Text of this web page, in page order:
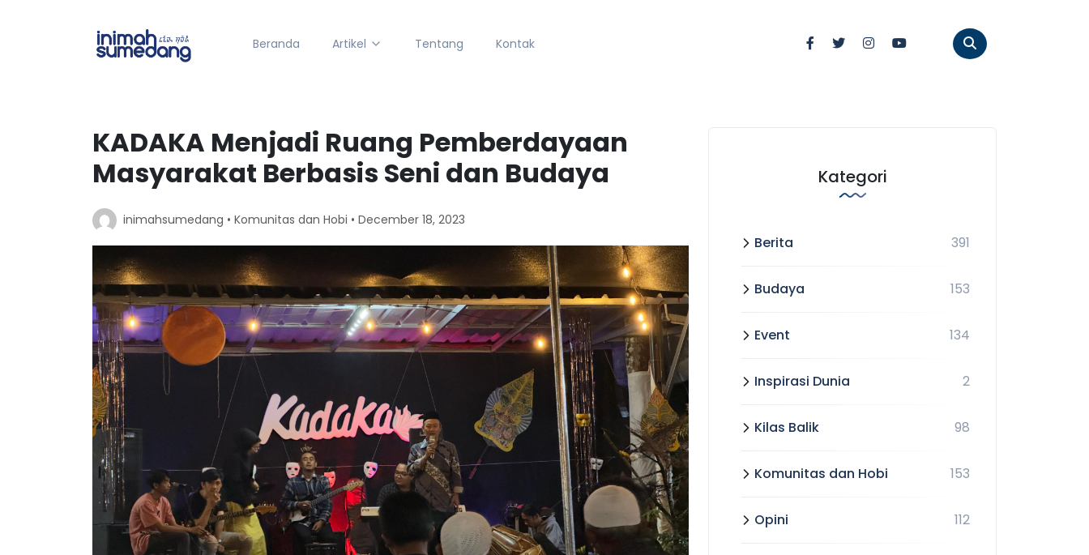
Beranda Artikel Tentang Kontak
KADAKA Menjadi Ruang Pemberdayaan
Masyarakat Berbasis Seni dan Budaya
inimahsumedang • Komunitas dan Hobi • December 18, 2023
Kategori
Berita 391
Budaya 153
Event 134
Inspirasi Dunia 2
Kilas Balik 98
Komunitas dan Hobi 153
Opini 112